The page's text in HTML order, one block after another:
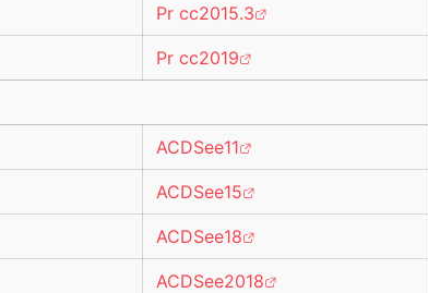
Pr cc2015.3
Pr cc2019
ACDSee11
ACDSee15
ACDSee18
ACDSee2018